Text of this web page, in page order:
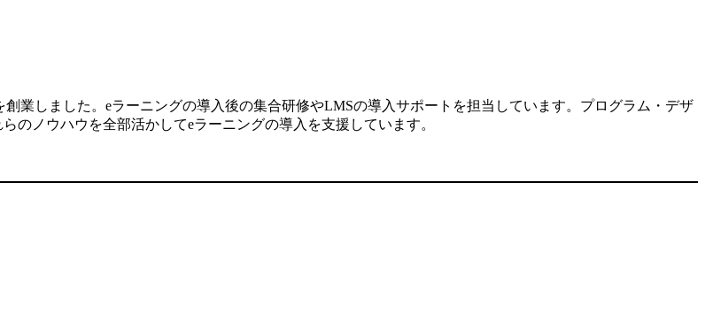
業しました。eラーニングの導入後の集合研修やLMSの導入サポートを担当しています。プログラム・デザ
のノウハウを全部活かしてeラーニングの導入を支援しています。